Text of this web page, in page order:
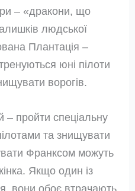
– «дракони, що
людської
Плантація –
юні пілоти
ворогів.
– пройти спеціальну
та знищувати
Франксом можуть
Якщо один із
вони обоє втрачають